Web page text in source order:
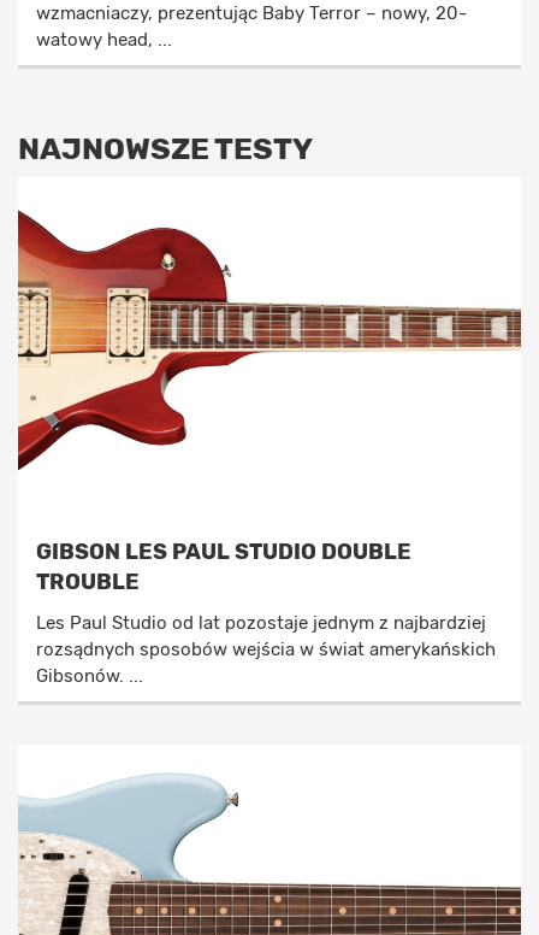
wzmacniaczy, prezentując Baby Terror – nowy, 20-
watowy head, ...
NAJNOWSZE TESTY
GIBSON LES PAUL STUDIO DOUBLE
TROUBLE
Les Paul Studio od lat pozostaje jednym z najbardziej
rozsądnych sposobów wejścia w świat amerykańskich
Gibsonów. ...